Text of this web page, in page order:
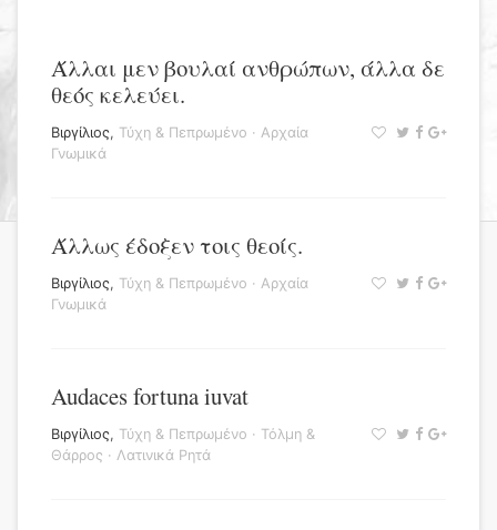
Άλλαι μεν βουλαί ανθρώπων, άλλα δε
θεός κελεύει.
Βιργίλιος, Τύχη & Πεπρωμένο · Αρχαία
Γνωμικά
Άλλως έδοξεν τοις θεοίς.
Βιργίλιος, Τύχη & Πεπρωμένο · Αρχαία
Γνωμικά
Audaces fortuna iuvat
Βιργίλιος, Τύχη & Πεπρωμένο · Τόλμη &
Θάρρος · Λατινικά Ρητά